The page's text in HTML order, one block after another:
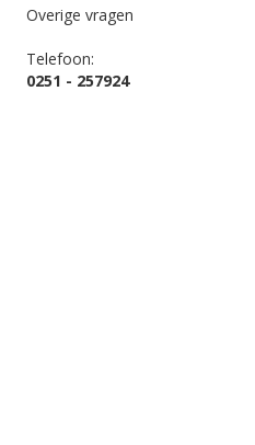
Overige vragen
Telefoon:
0251 - 257924